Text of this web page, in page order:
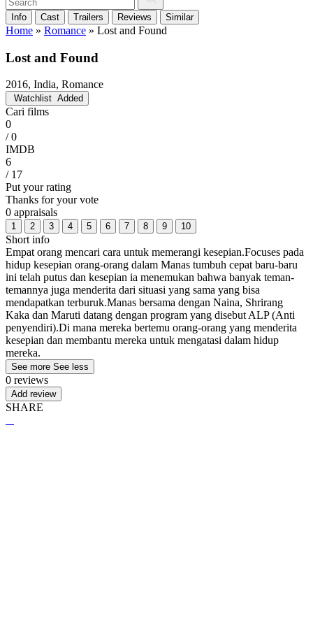
Info Cast Trailers Reviews Similar
Home » Romance » Lost and Found
Lost and Found
2016, India, Romance
Watchlist Added
Cari films
0
/ 0
IMDB
6
/ 17
Put your rating
Thanks for your vote
0 appraisals
1 2 3 4 5 6 7 8 9 10
Short info
Empat orang mencari cara untuk memerangi kesepian.Focuses pada
hidup kesepian orang-orang dalam Manas tumbuh cepat baru-baru
ini telah putus dan kesepian ia menemukan bahwa banyak teman-
temannya juga menderita dari situasi yang sama yang bisa
mendapatkan terburuk.Manas bersama dengan Naina, Shrirang
Kaka dan Maruti datang dengan program yang disebut ALP (Anti
penyendiri).Di mana mereka bertemu orang-orang yang menderita
kesepian dan membantu mereka untuk mengatasi dalam hidup
mereka.
See more See less
0 reviews
Add review
SHARE